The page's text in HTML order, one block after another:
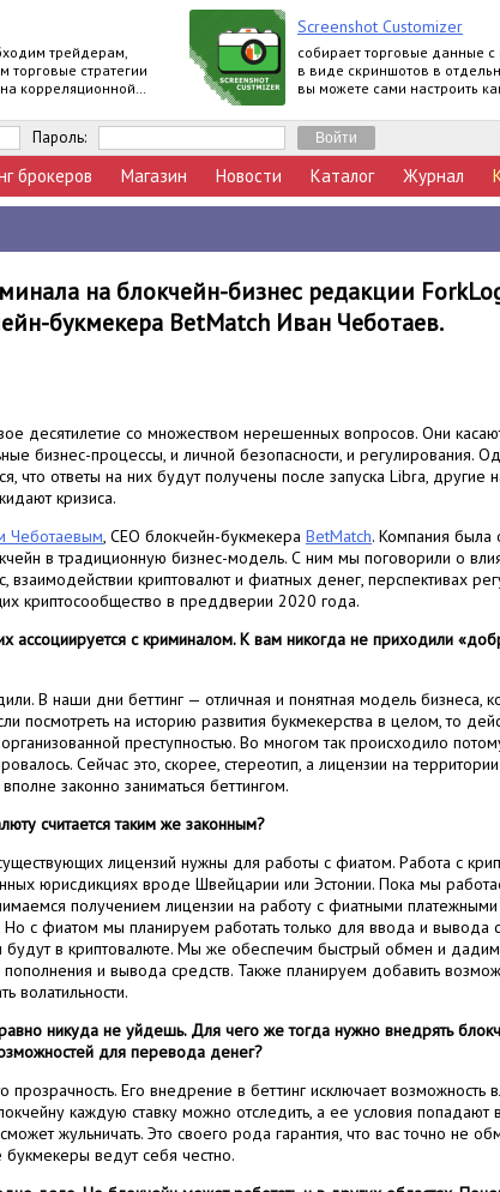
трейдерам,
торговые стратегии
корреляционной
Screenshot Customizer
собирает торговые данные с
в виде скриншотов в
вы можете сами настроить
отображаться
Пароль:
брокеров Магазин Новости Каталог Журнал
на блокчейн-бизнес редакции
букмекера BetMatch Иван Чеботаев.
десятилетие со множеством нерешенных вопросов. Они
бизнес-процессы, и личной безопасности, и регулирования.
что ответы на них будут получены после запуска Libra, другие
кризиса.
Чеботаевым, СEO блокчейн-букмекера BetMatch. Компания была
в традиционную бизнес-модель. С ним мы поговорили о
взаимодействии криптовалют и фиатных денег, перспективах
криптосообщество в преддверии 2020 года.
ассоциируется с криминалом. К вам никогда не приходили
В наши дни беттинг — отличная и понятная модель бизнеса,
посмотреть на историю развития букмекерства в целом, то
преступностью. Во многом так происходило
Сейчас это, скорее, стереотип, а лицензии на
законно заниматься беттингом.
считается таким же законным?
лицензий нужны для работы с фиатом. Работа с
юрисдикциях вроде Швейцарии или Эстонии. Пока мы
получением лицензии на работу с фиатными
Но с фиатом мы планируем работать только для ввода и вывода
будут в криптовалюте. Мы же обеспечим быстрый обмен и дадим
и вывода средств. Также планируем добавить
волатильности.
никуда не уйдешь. Для чего же тогда нужно внедрять
для перевода денег?
Его внедрение в беттинг исключает возможность
каждую ставку можно отследить, а ее условия попадают
жульничать. Это своего рода гарантия, что вас точно не
ведут себя честно.